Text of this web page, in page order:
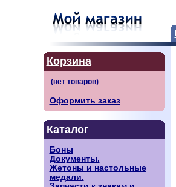
Корзина
Оформить заказ
Каталог
Боны
Документы.
Жетоны и настольные
медали.